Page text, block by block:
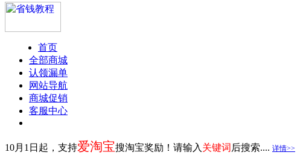
首页
全部商城
认领漏单
网站导航
商城促销
客服中心
10月1日起，支持爱淘宝搜淘宝奖励！请输入 关键词 后搜索.... 详情>>